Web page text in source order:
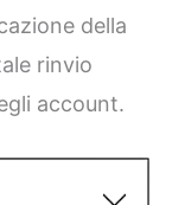
della
rinvio
account.